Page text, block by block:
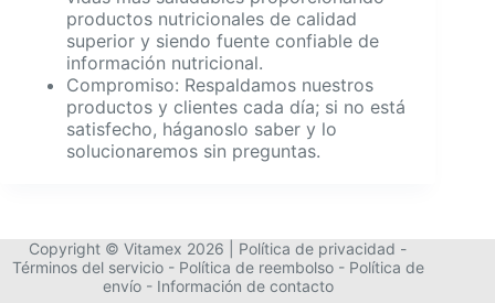
productos nutricionales de calidad
superior y siendo fuente confiable de
información nutricional.
Compromiso: Respaldamos nuestros
productos y clientes cada día; si no está
satisfecho, háganoslo saber y lo
solucionaremos sin preguntas.
Copyright © Vitamex 2026 | Política de privacidad -
Términos del servicio- Política de reembolso- Política de
envío- Información de contacto